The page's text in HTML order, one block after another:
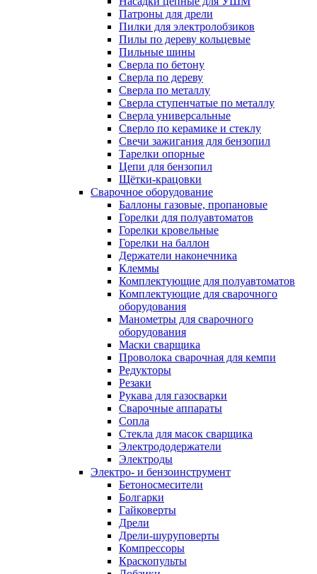
Патроны для дрели
Пилки для электролобзиков
Пилы по дереву кольцевые
Пильные шины
Сверла по бетону
Сверла по дереву
Сверла по металлу
Сверла ступенчатые по металлу
Сверла универсальные
Сверло по керамике и стеклу
Свечи зажигания для бензопил
Тарелки опорные
Цепи для бензопил
Щётки-крацовки
Сварочное оборудование
Баллоны газовые, пропановые
Горелки для полуавтоматов
Горелки кровельные
Горелки на баллон
Держатели наконечника
Клеммы
Комплектующие для полуавтоматов
Комплектующие для сварочного
оборудования
Манометры для сварочного
оборудования
Маски сварщика
Проволока сварочная для кемпи
Редукторы
Резаки
Рукава для газосварки
Сварочные аппараты
Сопла
Стекла для масок сварщика
Электрододержатели
Электроды
Электро- и бензоинструмент
Бетоносмесители
Болгарки
Гайковерты
Дрели
Дрели-шуруповерты
Компрессоры
Краскопульты